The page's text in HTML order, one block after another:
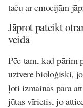
taču ar emocijām
Jāprot pateikt
veidā
Pēc tam, kad pārim
uztvere bioloģiski,
ļoti izmainās pāra
jūtas vīrietis, jo